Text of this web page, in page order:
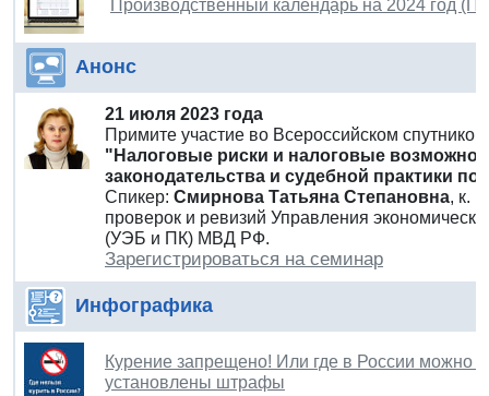
Производственный календарь на 2024 год
Анонс
21 июля 2023 года
Примите участие во Всероссийском
"Налоговые риски и налоговые
законодательства и судебной практики
Спикер: Смирнова Татьяна Степановна, к.
проверок и ревизий Управления
(УЭБ и ПК) МВД РФ.
Зарегистрироваться на семинар
Инфографика
Курение запрещено! Или где в России можно
установлены штрафы